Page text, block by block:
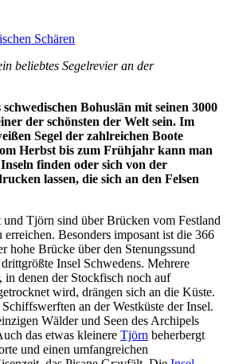
beliebtes Segelrevier an der
Bohuslän mit seinen 3000
der schönsten der Welt sein. Im
Segel der zahlreichen Boote
Herbst bis zum Frühjahr kann man
finden oder sich von der
lassen, die sich an den Felsen
Tjörn sind über Brücken vom Festland
erreichen. Besonders imposant ist die 366
hohe Brücke über den Stenungssund
Insel Schwedens. Mehrere
in denen der Stockfisch noch auf
wird, drängen sich an die Küste.
an der Westküste der Insel.
Wälder und Seen des Archipels
das etwas kleinere Tjörn beherbergt
und einen umfangreichen